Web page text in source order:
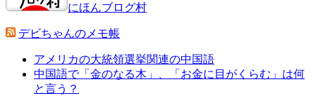
にほんブログ村
デビちゃんのメモ帳
アメリカの大統領選挙関連の中国語
中国語で「金のなる木」、「お金に目がくらむ」は何
と言う？